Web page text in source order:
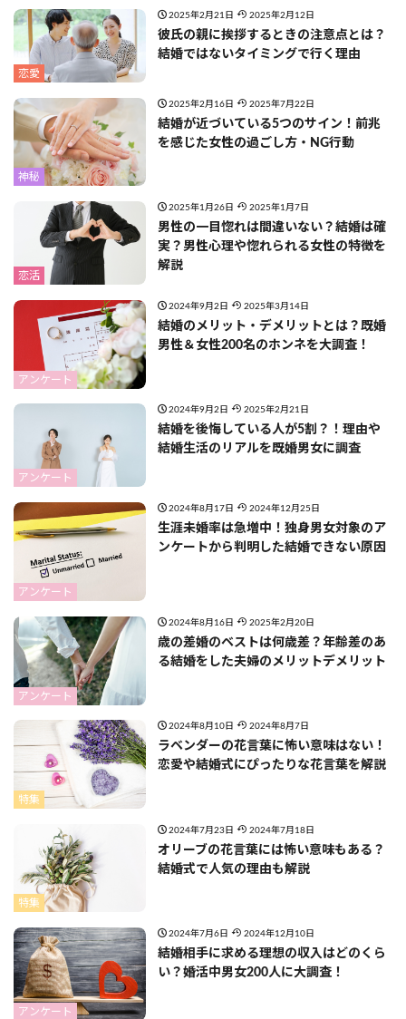
恋愛
2025年2月21日 2025年2月12日
彼氏の親に挨拶するときの注意点とは？
結婚ではないタイミングで行く理由
神秘
2025年2月16日 2025年7月22日
結婚が近づいている5つのサイン！前兆
を感じた女性の過ごし方・NG行動
恋活
2025年1月26日 2025年1月7日
男性の一目惚れは間違いない？結婚は確
実？男性心理や惚れられる女性の特徴を
解説
アンケート
2024年9月2日 2025年3月14日
結婚のメリット・デメリットとは？既婚
男性＆女性200名のホンネを大調査！
アンケート
2024年9月2日 2025年2月21日
結婚を後悔している人が5割？！理由や
結婚生活のリアルを既婚男女に調査
アンケート
2024年8月17日 2024年12月25日
生涯未婚率は急増中！独身男女対象のア
ンケートから判明した結婚できない原因
アンケート
2024年8月16日 2025年2月20日
歳の差婚のベストは何歳差？年齢差のあ
る結婚をした夫婦のメリットデメリット
特集
2024年8月10日 2024年8月7日
ラベンダーの花言葉に怖い意味はない！
恋愛や結婚式にぴったりな花言葉を解説
特集
2024年7月23日 2024年7月18日
オリーブの花言葉には怖い意味もある？
結婚式で人気の理由も解説
アンケート
2024年7月6日 2024年12月10日
結婚相手に求める理想の収入はどのくら
い？婚活中男女200人に大調査！